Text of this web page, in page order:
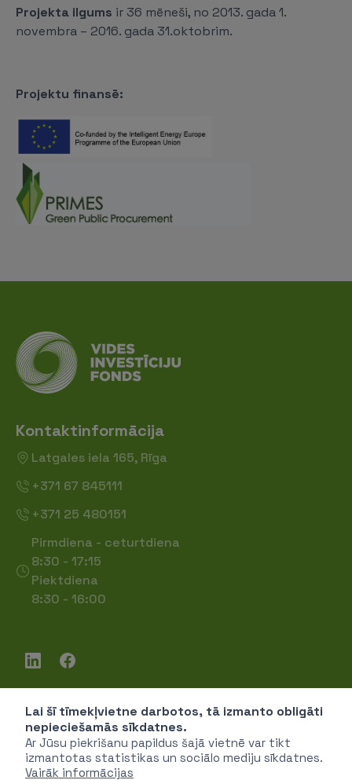
Lai šī tīmekļvietne darbotos, tā izmanto obligāti
nepieciešamās sīkdatnes.
Ar Jūsu piekrišanu papildus šajā vietnē var tikt
izmantotas statistikas un sociālo mediju sīkdatnes.
Vairāk informācijas
Projekta ilgums ir 36 mēneši, no 2013. gada 1.
novembra – 2016. gada 31.oktobrim.
Projektu finansē:
Kontaktinformācija
Latgales iela 165, Rīga
+371 67 845111
+371 25 480151
Pirmdiena - ceturtdiena
8:30 - 17:15
Piektdiena
8:30 - 16:00
Piekļūstamība
Privātuma politika